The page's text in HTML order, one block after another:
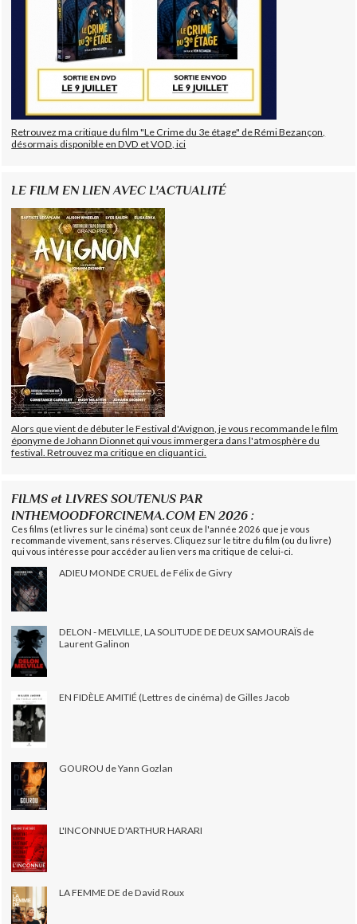
Retrouvez ma critique du film "Le Crime du 3e étage" de Rémi Bezançon,
désormais disponible en DVD et VOD, ici
LE FILM EN LIEN AVEC L'ACTUALITÉ
Alors que vient de débuter le Festival d'Avignon, je vous recommande le film
éponyme de Johann Dionnet qui vous immergera dans l'atmosphère du
festival. Retrouvez ma critique en cliquant ici.
FILMS et LIVRES SOUTENUS PAR
INTHEMOODFORCINEMA.COM EN 2026 :
Ces films (et livres sur le cinéma) sont ceux de l'année 2026 que je vous
recommande vivement, sans réserves. Cliquez sur le titre du film (ou du livre)
qui vous intéresse pour accéder au lien vers ma critique de celui-ci.
ADIEU MONDE CRUEL de Félix de Givry
DELON - MELVILLE, LA SOLITUDE DE DEUX SAMOURAÏS de
Laurent Galinon
EN FIDÈLE AMITIÉ (Lettres de cinéma) de Gilles Jacob
GOUROU de Yann Gozlan
L'INCONNUE D'ARTHUR HARARI
LA FEMME DE de David Roux